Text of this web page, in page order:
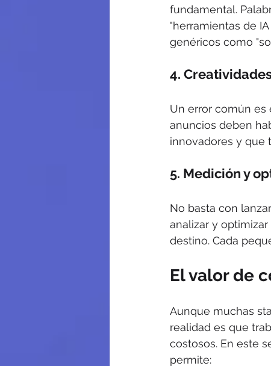
fundamental.
"herramientas de
genéricos como
4.
Un error común es
anuncios deben
innovadores y que
5. Medición y
No basta con
analizar y
destino. Cada
El valor de
Aunque muchas
realidad es que
costosos. En este
permite: